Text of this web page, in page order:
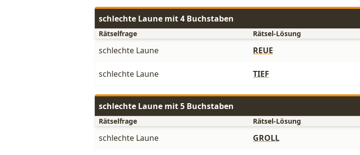
schlechte Laune mit 4 Buchstaben
Rätselfrage Rätsel-Lösung
schlechte Laune REUE
schlechte Laune TIEF
schlechte Laune mit 5 Buchstaben
Rätselfrage Rätsel-Lösung
schlechte Laune GROLL